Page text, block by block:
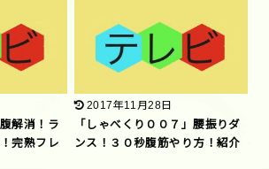
解消！ラ
完熟フレ
2017年11月28日
「しゃべくり００７」腰振りダ
ンス！３０秒腹筋やり方！紹介